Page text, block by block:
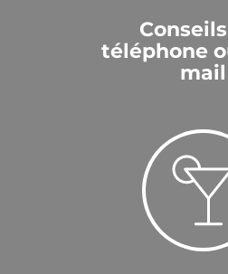
téléphone
mail